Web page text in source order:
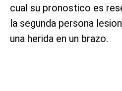
cual su pronostico es
la segunda persona
una herida en un brazo.